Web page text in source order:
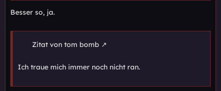
Besser so, ja.
Zitat von tom bomb
Ich traue mich immer noch nicht ran.